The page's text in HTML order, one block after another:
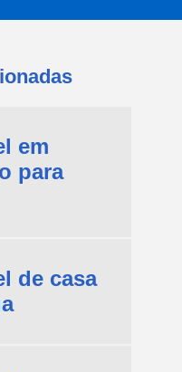
em
para
de casa